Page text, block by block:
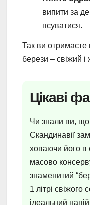
випити за
псуватися.
Так ви отримаєте
берези – свіжий і
Цікаві
Чи знали ви, що
Скандинавії
ховаючи його в
масово
знаменитий
1 літрі свіжого
ідеальний